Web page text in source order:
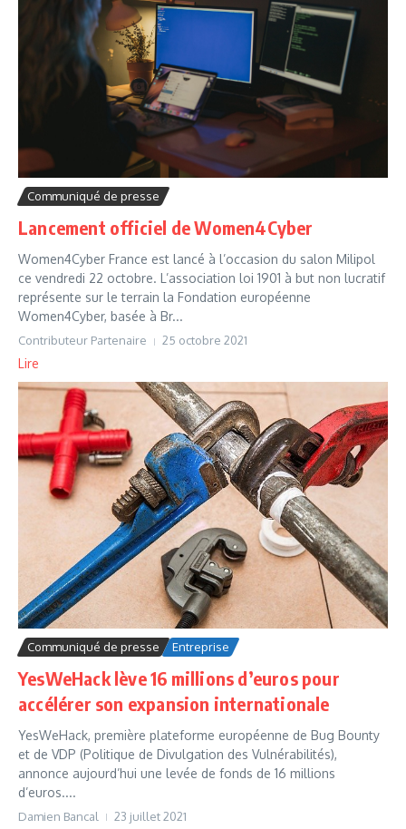
Communiqué de presse
Lancement officiel de Women4Cyber
Women4Cyber ​​France est lancé à l’occasion du salon Milipol
ce vendredi 22 octobre. L’association loi 1901 à but non lucratif
représente sur le terrain la Fondation européenne
Women4Cyber, basée à Br...
Contributeur Partenaire 25 octobre 2021
Lire
Communiqué de presse Entreprise
YesWeHack lève 16 millions d’euros pour
accélérer son expansion internationale
YesWeHack, première plateforme européenne de Bug Bounty
et de VDP (Politique de Divulgation des Vulnérabilités),
annonce aujourd’hui une levée de fonds de 16 millions
d’euros....
Damien Bancal 23 juillet 2021